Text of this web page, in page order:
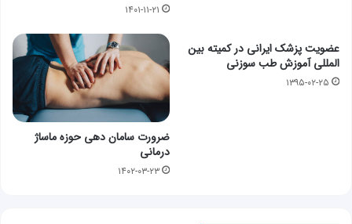
۱۴۰۱-۱۱-۲۱
عضویت پزشک ایرانی در کمیته بین
المللی آموزش طب سوزنی
۱۳۹۵-۰۲-۲۵
ضرورت سامان دهی حوزه ماساژ
درمانی
۱۴۰۲-۰۳-۲۳